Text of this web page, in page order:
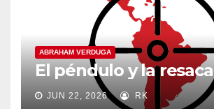
ABRAHAM VERDUGA
El péndulo y la resaca
JUN 22, 2026 RK